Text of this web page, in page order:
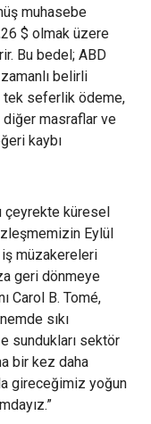
muhasebe
$ olmak üzere
Bu bedel; ABD
belirli
tek seferlik ödeme,
masraflar ve
kaybı
çeyrekte küresel
Eylül
iş müzakereleri
geri dönmeye
Carol B. Tomé,
sıkı
sundukları sektör
bir kez daha
gireceğimiz yoğun